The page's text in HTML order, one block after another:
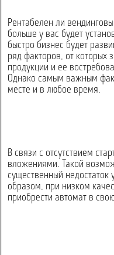
Рентабелен ли
больше у вас будет
быстро бизнес будет
ряд факторов, от которых
продукции и ее
Однако самым важным
месте и в любое время.
В связи с отсутствием
вложениями. Такой
существенный
образом, при низком
приобрести автомат в